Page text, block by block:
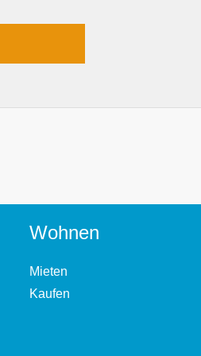
Wohnen
Mieten
Kaufen